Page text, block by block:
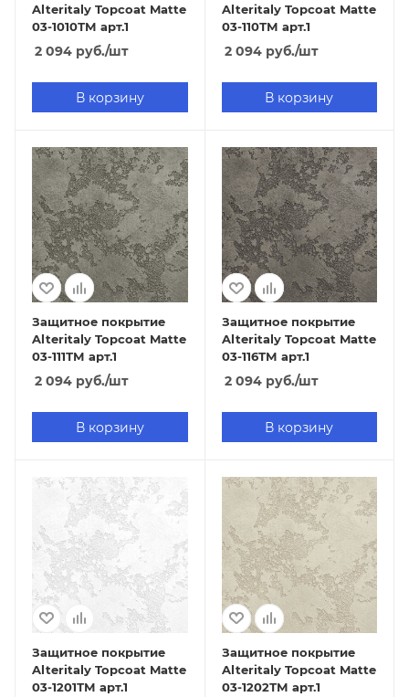
Alteritaly Topcoat Matte
03-1010ТМ арт.1
2 094 руб./шт
В корзину
Alteritaly Topcoat Matte
03-110ТМ арт.1
2 094руб./шт
В корзину
Защитное покрытие
Alteritaly Topcoat Matte
03-111ТМ арт.1
2 094 руб./шт
В корзину
Защитное покрытие
Alteritaly Topcoat Matte
03-116ТМ арт.1
2 094руб./шт
В корзину
Защитное покрытие
Alteritaly Topcoat Matte
03-1201ТМ арт.1
Защитное покрытие
Alteritaly Topcoat Matte
03-1202ТМ арт.1